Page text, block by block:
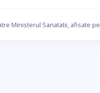
Ministerul Sanatatii, afisate pe
te ca